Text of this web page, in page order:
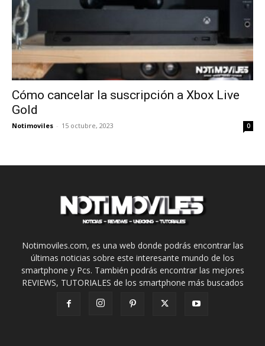
Cómo cancelar la suscripción a Xbox Live
Gold
Notimoviles - 15 octubre, 2023 0
Notimoviles.com, es una web donde podrás encontrar las
últimas noticias sobre este interesante mundo de los
smartphone y Pcs. También podrás encontrar las mejores
REVIEWS, TUTORIALES de los smartphone más buscados